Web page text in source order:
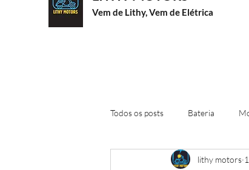
Vem de Lithy, Vem de Elétrica
Todos os posts Bateria
lithy motors